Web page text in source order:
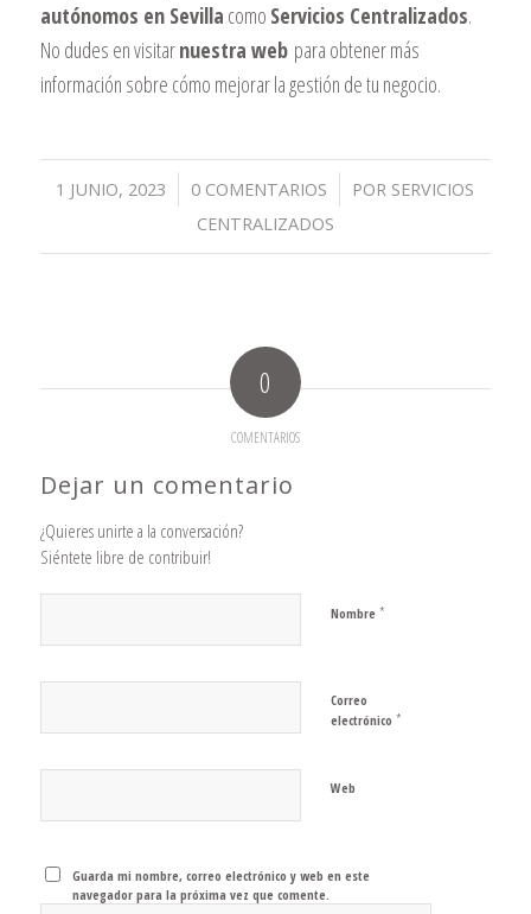
autónomos en Sevilla como Servicios Centralizados.
No dudes en visitarnuestra webpara obtener más
información sobre cómo mejorar la gestión de tu negocio.
1 JUNIO, 2023
/ 0 COMENTARIOS
/ POR SERVICIOS
CENTRALIZADOS
0
COMENTARIOS
Dejar un comentario
¿Quieres unirte a la conversación?
Siéntete libre de contribuir!
Nombre *
Correo
electrónico *
Web
Guarda mi nombre, correo electrónico y web en este
navegador para la próxima vez que comente.